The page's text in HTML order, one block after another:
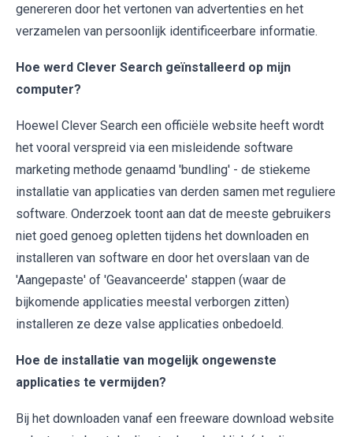
genereren door het vertonen van advertenties en het
verzamelen van persoonlijk identificeerbare informatie.
Hoe werd Clever Search geïnstalleerd op mijn
computer?
Hoewel Clever Search een officiële website heeft wordt
het vooral verspreid via een misleidende software
marketing methode genaamd 'bundling' - de stiekeme
installatie van applicaties van derden samen met reguliere
software. Onderzoek toont aan dat de meeste gebruikers
niet goed genoeg opletten tijdens het downloaden en
installeren van software en door het overslaan van de
'Aangepaste' of 'Geavanceerde' stappen (waar de
bijkomende applicaties meestal verborgen zitten)
installeren ze deze valse applicaties onbedoeld.
Hoe de installatie van mogelijk ongewenste
applicaties te vermijden?
Bij het downloaden vanaf een freeware download website